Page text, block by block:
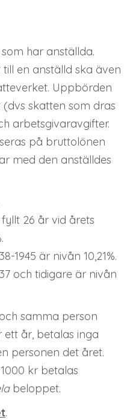
har anställda.
en anställd ska även
Uppbörden
skatten som dras
arbetsgivaravgifter.
på bruttolönen
med den anställdes
26 år vid årets
1945 är nivån 10,21%.
och tidigare är nivån
samma person
ett år, betalas inga
personen det året.
kr betalas
beloppet.
.